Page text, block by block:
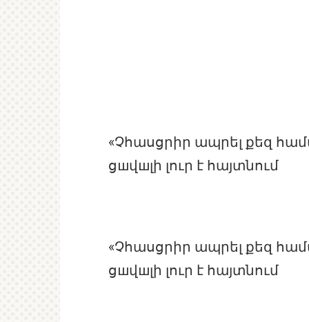
«Չհասցրիր ապրել քեզ
ցшվшլի լուր է հայտնում
«Չհասցրիր ապրել քեզ
ցшվшլի լուր է հայտնում